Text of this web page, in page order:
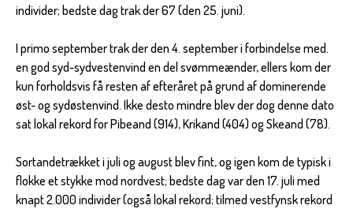
individer; bedste dag trak der 67 (den 25. juni).
I primo september trak der den 4. september i forbindelse med.
en god syd-sydvestenvind en del svømmeænder, ellers kom der
kun forholdsvis få resten af efteråret på grund af dominerende
øst- og sydøstenvind. Ikke desto mindre blev der dog denne dato
sat lokal rekord for Pibeand (914), Krikand (404) og Skeand (78).
Sortandetrækket i juli og august blev fint, og igen kom de typisk i
flokke et stykke mod nordvest; bedste dag var den 17. juli med
knapt 2.000 individer (også lokal rekord; tilmed vestfynsk rekord